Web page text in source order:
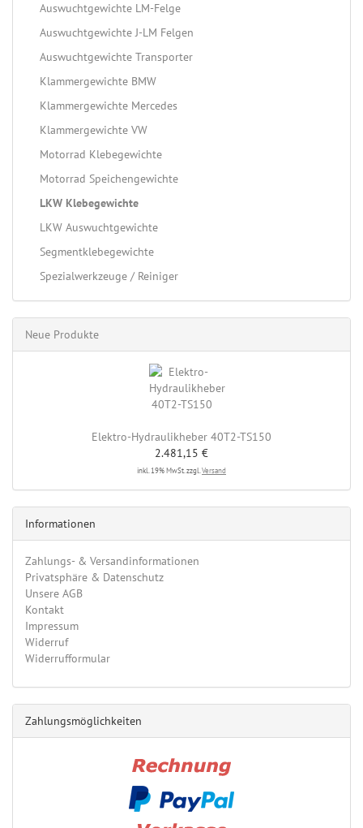
Auswuchtgewichte LM-Felge
Auswuchtgewichte J-LM Felgen
Auswuchtgewichte Transporter
Klammergewichte BMW
Klammergewichte Mercedes
Klammergewichte VW
Motorrad Klebegewichte
Motorrad Speichengewichte
LKW Klebegewichte
LKW Auswuchtgewichte
Segmentklebegewichte
Spezialwerkzeuge / Reiniger
Neue Produkte
Elektro-Hydraulikheber 40T2-TS150
2.481,15 €
inkl. 19% MwSt. zzgl.Versand
Informationen
Zahlungs- & Versandinformationen
Privatsphäre & Datenschutz
Unsere AGB
Kontakt
Impressum
Widerruf
Widerrufformular
Zahlungsmöglichkeiten